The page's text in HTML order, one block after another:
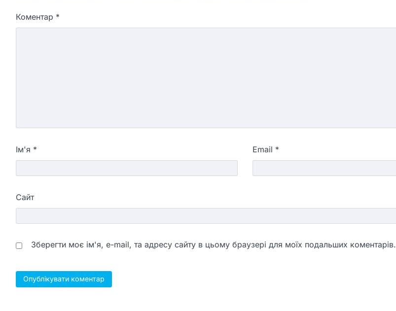
Коментар *
Ім'я * Email *
Сайт
Зберегти моє ім'я, e-mail, та адресу сайту в цьому браузері для моїх подальших коментарів.